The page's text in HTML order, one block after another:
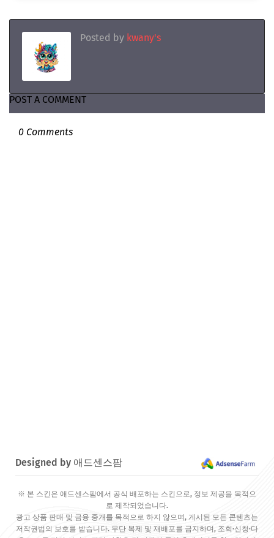
Posted by kwany's
POST A COMMENT
0 Comments
Designed by 애드센스팜
※ 본 스킨은 애드센스팜에서 공식 배포하는 스킨으로, 정보 제공을 목적으
로 제작되었습니다.
광고 상품 판매 및 금융 중개를 목적으로 하지 않으며, 게시된 모든 콘텐츠는
저작권법의 보호를 받습니다. 무단 복제 및 재배포를 금지하며, 조회·신청·다